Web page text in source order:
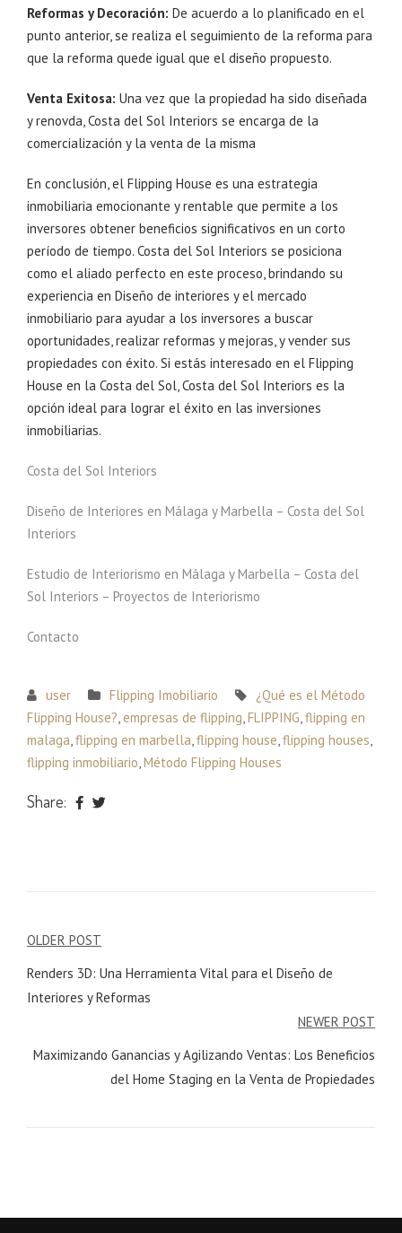
Reformas y Decoración: De acuerdo a lo planificado en el
punto anterior, se realiza el seguimiento de la reforma para
que la reforma quede igual que el diseño propuesto.
Venta Exitosa: Una vez que la propiedad ha sido diseñada
y renovda, Costa del Sol Interiors se encarga de la
comercialización y la venta de la misma
En conclusión, el Flipping House es una estrategia
inmobiliaria emocionante y rentable que permite a los
inversores obtener beneficios significativos en un corto
período de tiempo. Costa del Sol Interiors se posiciona
como el aliado perfecto en este proceso, brindando su
experiencia en Diseño de interiores y el mercado
inmobiliario para ayudar a los inversores a buscar
oportunidades, realizar reformas y mejoras, y vender sus
propiedades con éxito. Si estás interesado en el Flipping
House en la Costa del Sol, Costa del Sol Interiors es la
opción ideal para lograr el éxito en las inversiones
inmobiliarias.
Costa del Sol Interiors
Diseño de Interiores en Málaga y Marbella – Costa del Sol
Interiors
Estudio de Interiorismo en Málaga y Marbella – Costa del
Sol Interiors – Proyectos de Interiorismo
Contacto
user Flipping Imobiliario
¿Qué es el Método
Flipping House?,empresas de flipping,FLIPPING,flipping en
malaga,flipping en marbella,flipping house,flipping houses,
flipping inmobiliario,Método Flipping Houses
Share:
Navegación
de
entradas
OLDER POST
Renders 3D: Una Herramienta Vital para el Diseño de
Interiores y Reformas
NEWER POST
Maximizando Ganancias y Agilizando Ventas: Los Beneficios
del Home Staging en la Venta de Propiedades